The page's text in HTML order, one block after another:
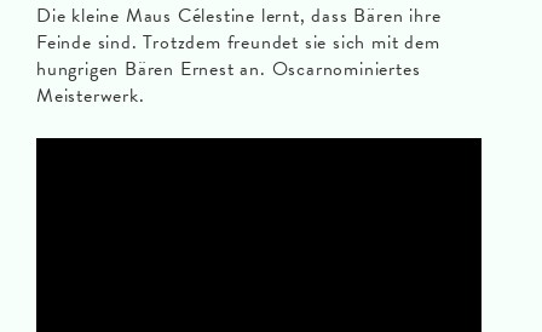
Die kleine Maus Célestine lernt, dass Bären ihre
Feinde sind. Trotzdem freundet sie sich mit dem
hungrigen Bären Ernest an. Oscarnominiertes
Meisterwerk.